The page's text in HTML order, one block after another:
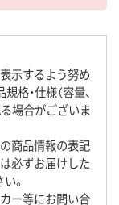
示するよう努め
格・仕様（容量、
場合がございま
商品情報の表記
必ずお届けした
。
ー等にお問い合